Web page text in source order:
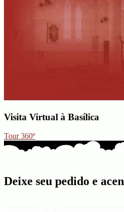
Visita Virtual à Basílica
Tour 360º
Deixe seu pedido e